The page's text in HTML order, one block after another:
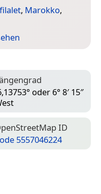
, Marokko,
oder 6° 8′ 15″
ID
5557046224